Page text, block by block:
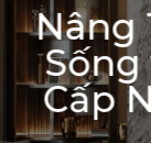
Nâng
Sống
Cấp